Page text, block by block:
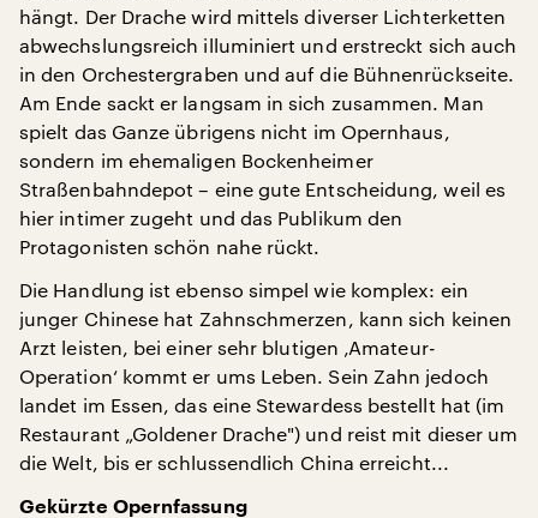
hängt. Der Drache wird mittels diverser Lichterketten
abwechslungsreich illuminiert und erstreckt sich auch
in den Orchestergraben und auf die Bühnenrückseite.
Am Ende sackt er langsam in sich zusammen. Man
spielt das Ganze übrigens nicht im Opernhaus,
sondern im ehemaligen Bockenheimer
Straßenbahndepot – eine gute Entscheidung, weil es
hier intimer zugeht und das Publikum den
Protagonisten schön nahe rückt.
Die Handlung ist ebenso simpel wie komplex: ein
junger Chinese hat Zahnschmerzen, kann sich keinen
Arzt leisten, bei einer sehr blutigen ‚Amateur-
Operation‘ kommt er ums Leben. Sein Zahn jedoch
landet im Essen, das eine Stewardess bestellt hat (im
Restaurant „Goldener Drache") und reist mit dieser um
die Welt, bis er schlussendlich China erreicht...
Gekürzte Opernfassung